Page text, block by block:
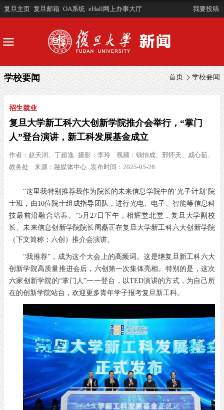
复旦主页 复旦邮箱 OA系统 eHall网上办事大厅 我要投稿
首页 学校要闻
学校要闻
招生就业
复旦大学新工科六大创新学院推介会举行，“掌门
人”登台演讲，新工科发展基金成立
作者： 赵天润、丁超逸 摄影： 李玲 视频： 钱怡成、邢怀天、戚心茹、
教务处
来源： 融媒体中心 发布时间：2025-05-28
“这里我特别推荐我作为院长的未来信息学院中的‘光子计划’院
士班，由10位院士组成指导团队，进行光电、电子、智能等信息科
技最前沿融合培养。”5月27日下午，相辉堂北堂，复旦大学副校
长、未来信息创新学院院长周磊正在复旦大学新工科六大创新学院
（下文简称：六创）推介会演讲。
“我推荐”，成为这个大会上的高频词。这是继复旦新工科六大
创新学院高质量推进会后，六创第一次集体亮相。特别的是，这次
六家创新学院的“掌门人”一一登台，以TED演讲的方式，为自己所
在的创新学院站台，欢迎更多青年学子报考复旦新工科。